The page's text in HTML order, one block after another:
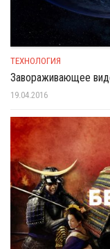
ТЕХНОЛОГИЯ
Завораживающее
19.04.2016